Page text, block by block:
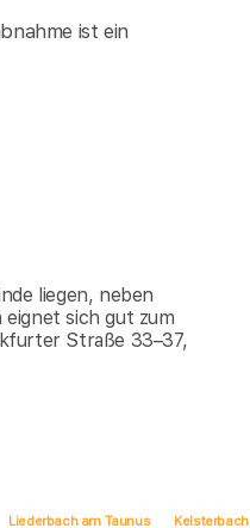
ist ein
liegen, neben
eignet sich gut zum
Straße 33–37,
Liederbach am Taunus Kelsterbach